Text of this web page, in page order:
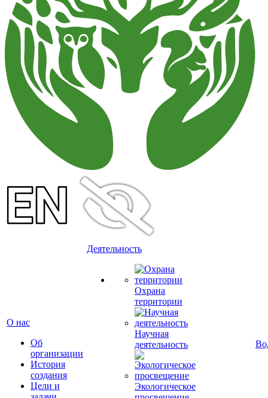
О нас
Об
организации
История
создания
Цели и
Деятельность
Охрана
территории
Научная
деятельность
Экологическое